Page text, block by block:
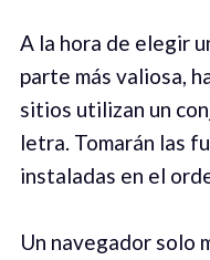
A la hora de elegir
parte más valiosa,
sitios utilizan un
letra. Tomarán las
instaladas en el
Un navegador solo